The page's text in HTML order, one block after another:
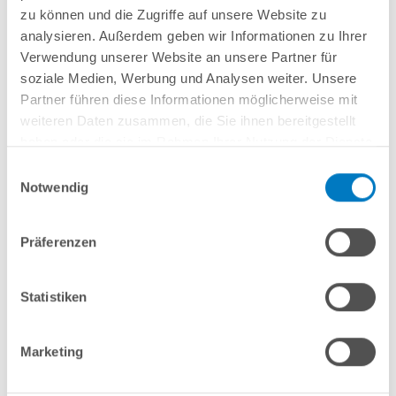
zu können und die Zugriffe auf unsere Website zu
analysieren. Außerdem geben wir Informationen zu Ihrer
Verwendung unserer Website an unsere Partner für
soziale Medien, Werbung und Analysen weiter. Unsere
Partner führen diese Informationen möglicherweise mit
weiteren Daten zusammen, die Sie ihnen bereitgestellt
Notwendig
Präferenzen
Statistiken
Marketing
Anleitungen/Datenblätter
Hinweise zum Versand / zur Lagerung
Welche Leiter benötige ich?